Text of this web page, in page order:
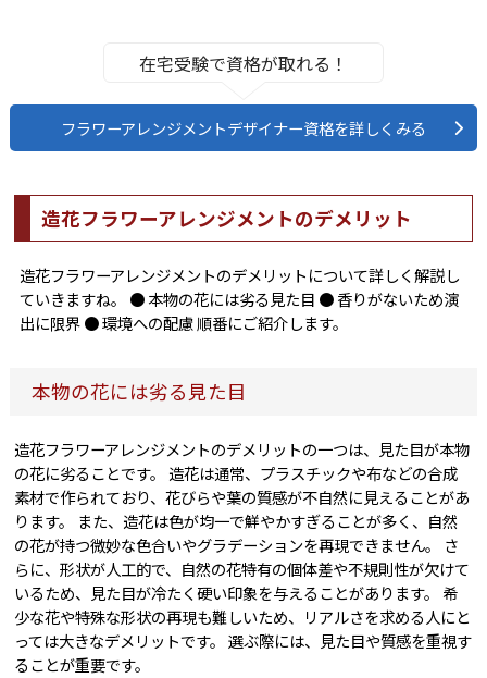
在宅受験で資格が取れる！
フラワーアレンジメントデザイナー資格を詳しくみる
造花フラワーアレンジメントのデメリット
造花フラワーアレンジメントのデメリットについて詳しく解説し
ていきますね。 ● 本物の花には劣る見た目 ● 香りがないため演
出に限界 ● 環境への配慮 順番にご紹介します。
本物の花には劣る見た目
造花フラワーアレンジメントのデメリットの一つは、見た目が本物
の花に劣ることです。 造花は通常、プラスチックや布などの合成
素材で作られており、花びらや葉の質感が不自然に見えることがあ
ります。 また、造花は色が均一で鮮やかすぎることが多く、自然
の花が持つ微妙な色合いやグラデーションを再現できません。 さ
らに、形状が人工的で、自然の花特有の個体差や不規則性が欠けて
いるため、見た目が冷たく硬い印象を与えることがあります。 希
少な花や特殊な形状の再現も難しいため、リアルさを求める人にと
っては大きなデメリットです。 選ぶ際には、見た目や質感を重視す
ることが重要です。